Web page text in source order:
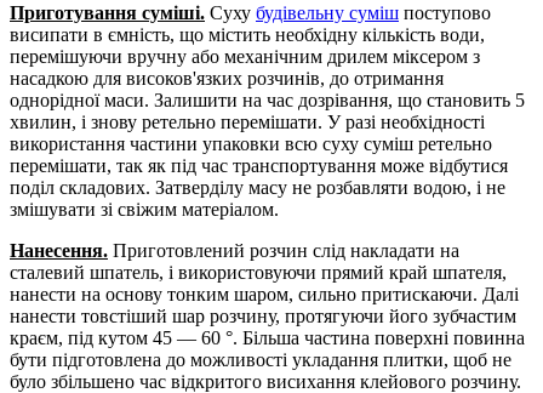
Приготування суміші. Суху будівельну суміш поступово
висипати в ємність, що містить необхідну кількість води,
перемішуючи вручну або механічним дрилем міксером з
насадкою для високов'язких розчинів, до отримання
однорідної маси. Залишити на час дозрівання, що становить 5
хвилин, і знову ретельно перемішати. У разі необхідності
використання частини упаковки всю суху суміш ретельно
перемішати, так як під час транспортування може відбутися
поділ складових. Затверділу масу не розбавляти водою, і не
змішувати зі свіжим матеріалом.
Нанесення. Приготовлений розчин слід накладати на
сталевий шпатель, і використовуючи прямий край шпателя,
нанести на основу тонким шаром, сильно притискаючи. Далі
нанести товстіший шар розчину, протягуючи його зубчастим
краєм, під кутом 45 — 60 °. Більша частина поверхні повинна
бути підготовлена ​​до можливості укладання плитки, щоб не
було збільшено час відкритого висихання клейового розчину.